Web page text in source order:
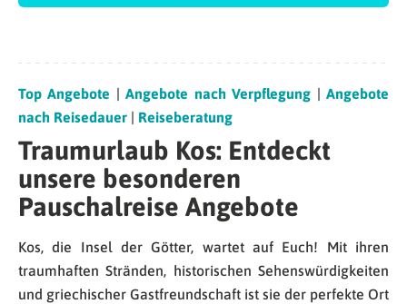
Top Angebote |Angebote nach Verpflegung |Angebote
nach Reisedauer
Reiseberatung
Traumurlaub Kos: Entdeckt
unsere besonderen
Pauschalreise Angebote
Kos, die Insel der Götter, wartet auf Euch! Mit ihren
traumhaften Stränden, historischen Sehenswürdigkeiten
und griechischer Gastfreundschaft ist sie der perfekte Ort